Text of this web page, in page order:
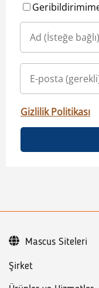
Gizlilik Politikası
Şirket
Mascus Siteleri